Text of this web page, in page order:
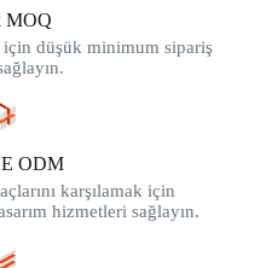
MOQ
için düşük minimum sipariş
ODM
karşılamak için
hizmetleri sağlayın.